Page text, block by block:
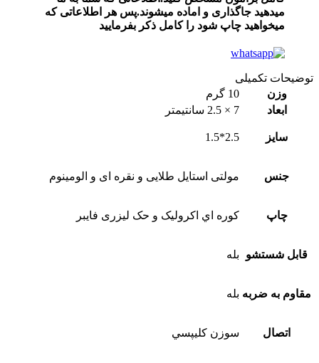
میدهید جاگذاری و اماده میشوند.پس هر اطلاعاتی که
میخواهید چاپ شود را کامل ذکر بفرمایید
توضیحات تکمیلی
وزن
10 گرم
ابعاد
7 × 2.5 سانتیمتر
سايز 2.5*1.5
جنس مولتی استایل طلایی و نقره ای و الومینوم
چاپ کوره اي اکروليک و حک لیزری فایبر
قابل شستشو بله
مقاوم به ضربه بله
اتصال سوزن کليپسي